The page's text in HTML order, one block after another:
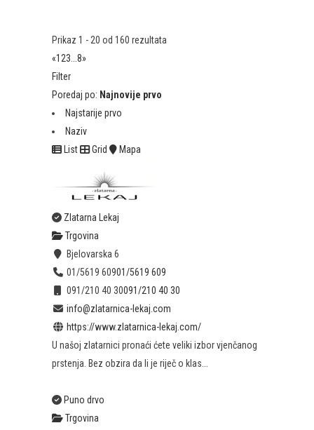
Prikaz 1 - 20 od 160 rezultata
«1 23 8»
Filter
Poredaj po: Najnovije prvo
Najstarije prvo
Naziv
List
Grid Mapa
Zlatarna Lekaj
Trgovina
Bjelovarska 6
01/5619 60901/5619 609
091/210 40 30091/210 40 30
info@zlatarnica-lekaj.com
https://www.zlatarnica-lekaj.com/
U našoj zlatarnici pronaći ćete veliki izbor vjenčanog
prstenja. Bez obzira da li je riječ o klas...
Puno drvo
Trgovina